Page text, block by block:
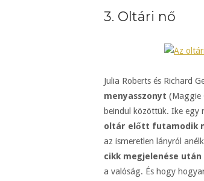
3. Oltári nő
Julia Roberts és Richard
menyasszonyt (Maggie
beindul közöttük. Ike egy
oltár előtt futamodik
az ismeretlen lányról
cikk megjelenése
a valóság. És hogy